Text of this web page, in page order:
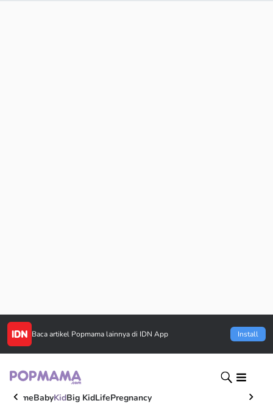
Baca artikel Popmama lainnya di IDN App Install
HomeBabyKidBig KidLifePregnancy